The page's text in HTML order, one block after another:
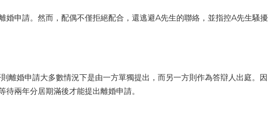
申請。然而，配偶不僅拒絕配合，還逃避A先生的聯絡，並指控A先生騷擾
離婚申請大多數情況下是由一方單獨提出，而另一方則作為答辯人出庭。因
兩年分居期滿後才能提出離婚申請。